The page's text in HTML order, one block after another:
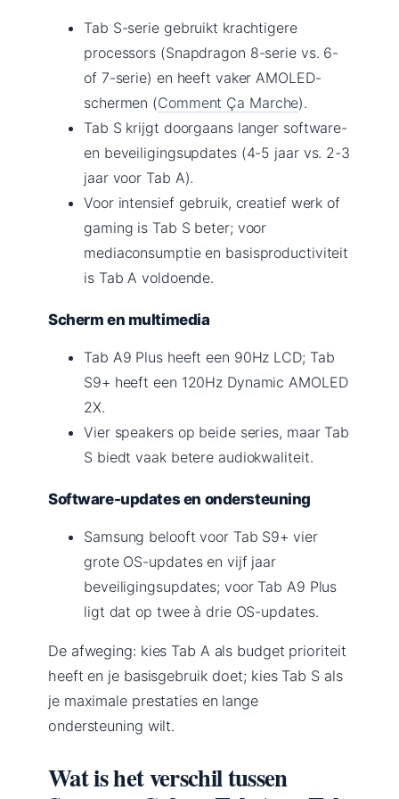
Tab S-serie gebruikt krachtigere
processors (Snapdragon 8-serie vs. 6-
of 7-serie) en heeft vaker AMOLED-
schermen (Comment Ça Marche).
Tab S krijgt doorgaans langer software-
en beveiligingsupdates (4-5 jaar vs. 2-3
jaar voor Tab A).
Voor intensief gebruik, creatief werk of
gaming is Tab S beter; voor
mediaconsumptie en basisproductiviteit
is Tab A voldoende.
Scherm en multimedia
Tab A9 Plus heeft een 90Hz LCD; Tab
S9+ heeft een 120Hz Dynamic AMOLED
2X.
Vier speakers op beide series, maar Tab
S biedt vaak betere audiokwaliteit.
Software-updates en ondersteuning
Samsung belooft voor Tab S9+ vier
grote OS-updates en vijf jaar
beveiligingsupdates; voor Tab A9 Plus
ligt dat op twee à drie OS-updates.
De afweging: kies Tab A als budget prioriteit
heeft en je basisgebruik doet; kies Tab S als
je maximale prestaties en lange
ondersteuning wilt.
Wat is het verschil tussen